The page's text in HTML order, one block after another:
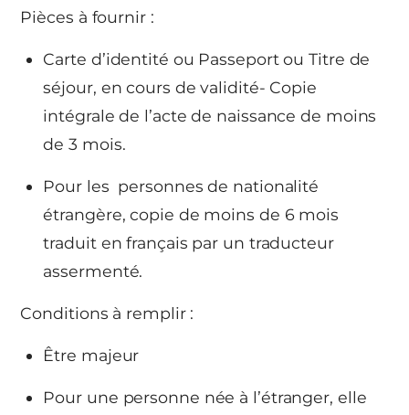
Pièces à fournir :
Carte d’identité ou Passeport ou Titre de
séjour, en cours de validité- Copie
intégrale de l’acte de naissance de moins
de 3 mois.
Pour les personnes de nationalité
étrangère, copie de moins de 6 mois
traduit en français par un traducteur
assermenté.
Conditions à remplir :
Être majeur
Pour une personne née à l’étranger, elle